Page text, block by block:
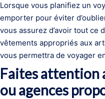
Lorsque vous planifiez un
emporter pour éviter
vous assurez d’avoir tout ce
vêtements appropriés aux
vous permettra de voyager
Faites attention
ou agences